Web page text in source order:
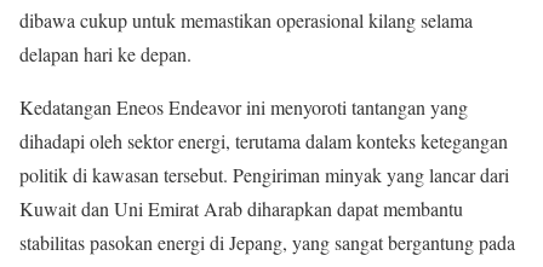
dibawa cukup untuk memastikan operasional kilang selama
delapan hari ke depan.
Kedatangan Eneos Endeavor ini menyoroti tantangan yang
dihadapi oleh sektor energi, terutama dalam konteks ketegangan
politik di kawasan tersebut. Pengiriman minyak yang lancar dari
Kuwait dan Uni Emirat Arab diharapkan dapat membantu
stabilitas pasokan energi di Jepang, yang sangat bergantung pada